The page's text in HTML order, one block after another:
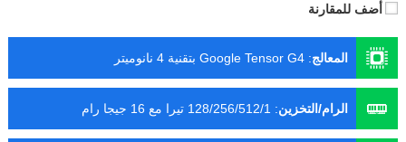
أضف للمقارنة
المعالج: Google Tensor G4 بتقنية 4 نانوميتر
الرام/التخزين: 128/256/512/1 تيرا مع 16 جيجا رام